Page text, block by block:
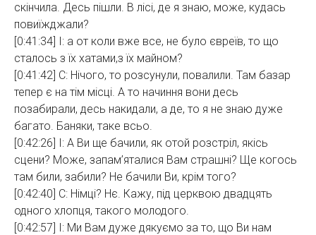
скінчила. Десь пішли. В лісі, де я знаю, може, кудась
повиїжджали?
[0:41:34] І: а от коли вже все, не було євреїв, то що
сталось з їх хатами,з їх майном?
[0:41:42] С: Нічого, то розсунули, повалили. Там базар
тепер є на тім місці. А то начиння вони десь
позабирали, десь накидали, а де, то я не знаю дуже
багато. Баняки, таке всьо.
[0:42:26] І: А Ви ще бачили, як отой розстріл, якісь
сцени? Може, запам’яталися Вам страшні? Ще когось
там били, забили? Не бачили Ви, крім того?
[0:42:40] С: Німці? Нє. Кажу, під церквою двадцять
одного хлопця, такого молодого.
[0:42:57] І: Ми Вам дуже дякуємо за то, що Ви нам